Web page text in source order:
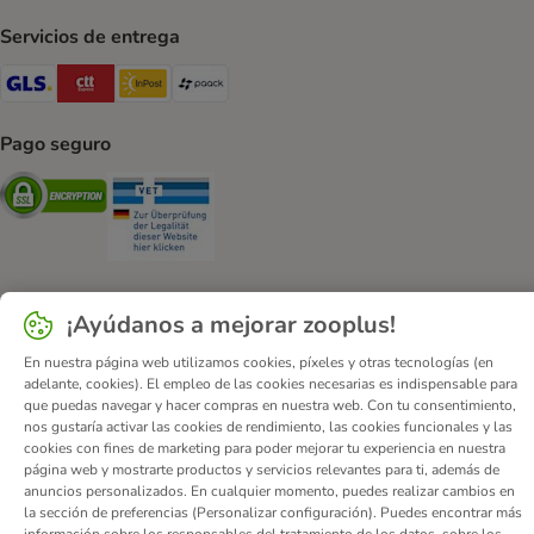
Servicios de entrega
GLS Shipping Method
CTTExpress Shipping Method
InPost Shipping Method
Pago seguro
Security
Quiénes somos Corporate Website
Condiciones comerciales generales
DSA
Formulario de desistimiento
Contacto
Gastos de envío y plazo de entrega
Formas de pago
Programa de afiliación
Protección de datos
Declaración de accesibilidad
¡Ayúdanos a mejorar zooplus!
En nuestra página web utilizamos cookies, píxeles y otras tecnologías (en
adelante, cookies). El empleo de las cookies necesarias es indispensable para
que puedas navegar y hacer compras en nuestra web. Con tu consentimiento,
nos gustaría activar las cookies de rendimiento, las cookies funcionales y las
cookies con fines de marketing para poder mejorar tu experiencia en nuestra
página web y mostrarte productos y servicios relevantes para ti, además de
anuncios personalizados. En cualquier momento, puedes realizar cambios en
la sección de preferencias (Personalizar configuración). Puedes encontrar más